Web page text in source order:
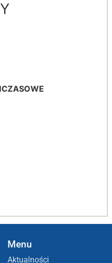
Menu
Aktualności